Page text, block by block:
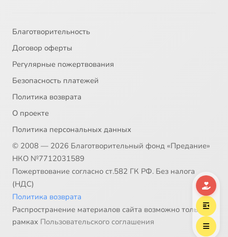
Благотворительность
Договор оферты
Регулярные пожертвования
Безопасность платежей
Политика возврата
О проекте
Политика персональных данных
© 2008 — 2026 Благотворительный фонд «Предание»
НКО №7712031589
Пожертвование согласно ст.582 ГК РФ. Без налога
(НДС)
Политика возврата
Распространение материалов сайта возможно только в
рамках Пользовательского соглашения